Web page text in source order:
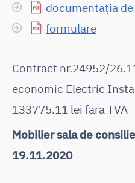
documentația
formulare
Contract nr.24952/
economic Electric
133775.11 lei fara TVA
Mobilier sala de
19.11.2020